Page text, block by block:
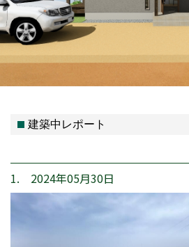
建築中レポート
1. 2024年05月30日